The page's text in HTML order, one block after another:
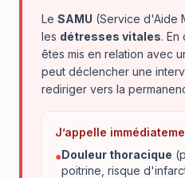
Le SAMU (Service d'Aide
les détresses vitales. En
êtes mis en relation avec
peut déclencher une
rediriger vers la
J’appelle
●Douleur thoracique
poitrine, risque